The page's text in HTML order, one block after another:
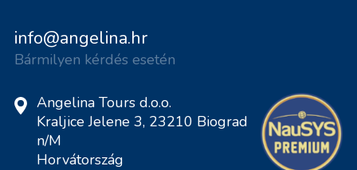
info@angelina.hr
Bármilyen kérdés esetén
Angelina Tours d.o.o.
Kraljice Jelene 3, 23210 Biograd
n/M
Horvátország